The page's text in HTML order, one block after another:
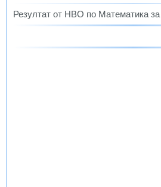
Резултат от НВО по Математика за